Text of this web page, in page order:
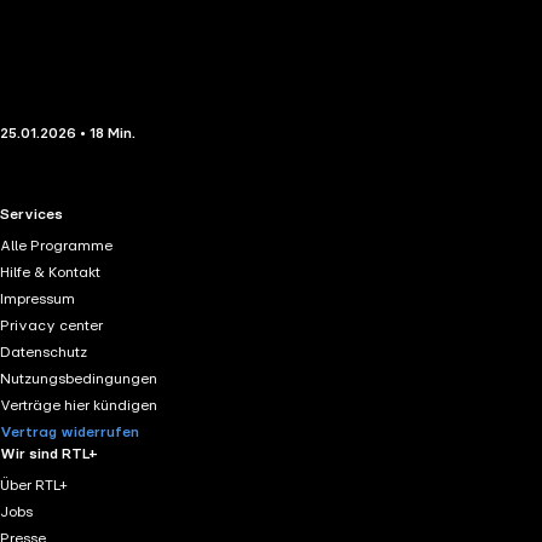
25.01.2026 • 18 Min.
RTL+ useful links.
Services
Alle Programme
Hilfe & Kontakt
Impressum
Privacy center
Datenschutz
Nutzungsbedingungen
Verträge hier kündigen
Vertrag widerrufen
Wir sind RTL+
Über RTL+
Jobs
Presse